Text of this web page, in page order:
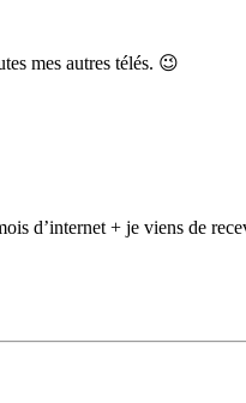
mes autres télés. 😉
d’internet + je viens de